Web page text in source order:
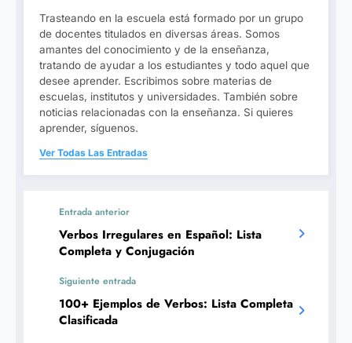
Trasteando en la escuela está formado por un grupo
de docentes titulados en diversas áreas. Somos
amantes del conocimiento y de la enseñanza,
tratando de ayudar a los estudiantes y todo aquel que
desee aprender. Escribimos sobre materias de
escuelas, institutos y universidades. También sobre
noticias relacionadas con la enseñanza. Si quieres
aprender, síguenos.
Ver Todas Las Entradas
Entrada anterior
Verbos Irregulares en Español: Lista
Completa y Conjugación
Siguiente entrada
100+ Ejemplos de Verbos: Lista Completa
Clasificada